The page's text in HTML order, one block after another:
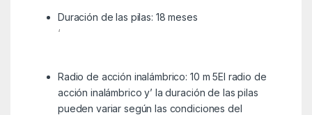
Duración de las pilas: 18 meses
‘
Radio de acción inalámbrico: 10 m 5El radio de
acción inalámbrico y’ la duración de las pilas
pueden variar según las condiciones del